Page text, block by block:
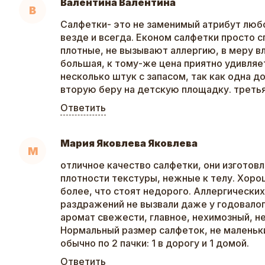
В
Валентина Валентина
Салфетки- это не заменимый атрибут
везде и всегда. Економ салфетки просто
плотные, не вызывают аллергию, в меру
большая, к тому-же цена приятно
несколько штук с запасом, так как одна
вторую беру на детскую площадку.
Ответить
М
Мария Яковлева Яковлева
отличное качество салфетки, они
плотности текстуры, нежные к телу.
более, что стоят недорого.
раздражений не вызвали даже у
аромат свежести, главное, нехимозный,
Нормальный размер салфеток, не
обычно по 2 пачки: 1 в дорогу и 1 домой.
Ответить